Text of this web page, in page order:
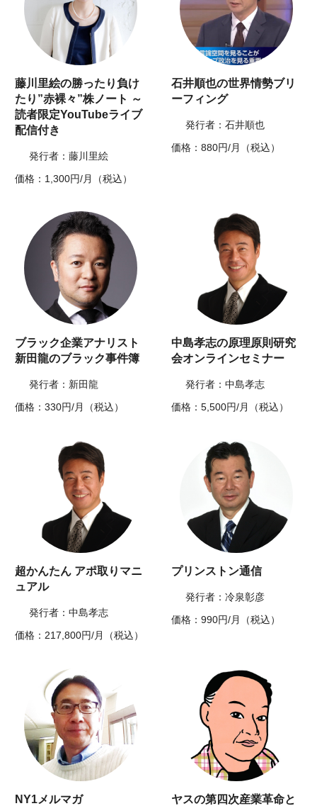
藤川里絵の勝ったり負け
たり”赤裸々”株ノート ～
読者限定YouTubeライブ
配信付き
発行者：藤川里絵
価格：1,300円/月（税込）
石井順也の世界情勢ブリ
ーフィング
発行者：石井順也
価格：880円/月（税込）
ブラック企業アナリスト
新田龍のブラック事件簿
発行者：新田龍
価格：330円/月（税込）
中島孝志の原理原則研究
会オンラインセミナー
発行者：中島孝志
価格：5,500円/月（税込）
超かんたん アポ取りマニ
ュアル
発行者：中島孝志
価格：217,800円/月（税込）
プリンストン通信
発行者：冷泉彰彦
価格：990円/月（税込）
NY1メルマガ
ヤスの第四次産業革命と